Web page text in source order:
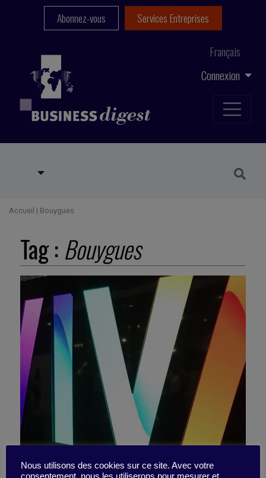
Connexion
Français
Abonnez-vous Services Entreprises
Accueil | Bouygues
Tag : Bouygues
Nous utilisons des cookies sur ce site. Avec votre
consentement, nous les utiliserons pour mesurer et